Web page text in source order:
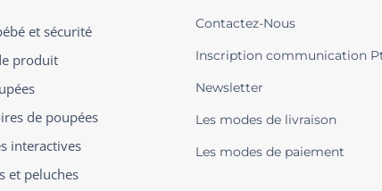
et sécurité
produit
de poupées
interactives
et peluches
Contactez-Nous
Inscription communication
Newsletter
Les modes de livraison
Les modes de paiement